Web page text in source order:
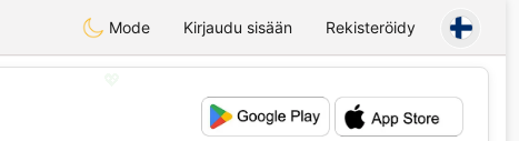
Mode Kirjaudu sisään Rekisteröidy